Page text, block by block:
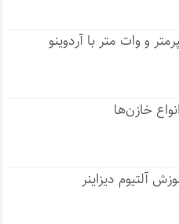
و وات متر با آردوینو
خازن‌ها
آلتیوم دیزاینر